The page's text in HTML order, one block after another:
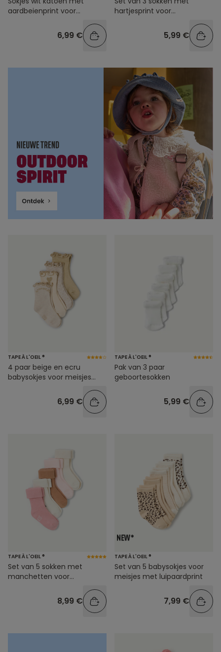
aardbeienprint voor
6,99 €
hartjesprint voor
5,99 €
TAPE À L'OEIL ®
4 paar beige en ecru
babysokjes voor meisjes
6,99 €
TAPE À L'OEIL ®
Pak van 3 paar
geboortesokken
5,99 €
TAPE À L'OEIL ®
Set van 5 sokken met
manchetten voor
8,99 €
TAPE À L'OEIL ®
Set van 5 babysokjes voor
meisjes met luipaardprint
7,99 €